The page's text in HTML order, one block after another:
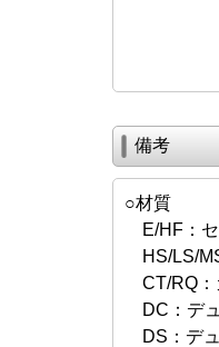
備考
○材質
E/HF：セ
HS/LS/
CT/RQ：
DC：デ
DS：デ